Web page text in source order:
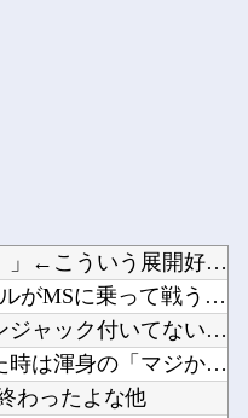
漫画「人間を舐めるなよ…！」←こういう展開好きなんやがｗｗｗ...
※【SEED】もしもアズラエルがMSに乗って戦うタイプの悪役...
最近のスマフォってイヤホンジャック付いてないの?他
隣が着席して音量上げ始めた時は渾身の「マジか…」が出るよね他
わったよな他